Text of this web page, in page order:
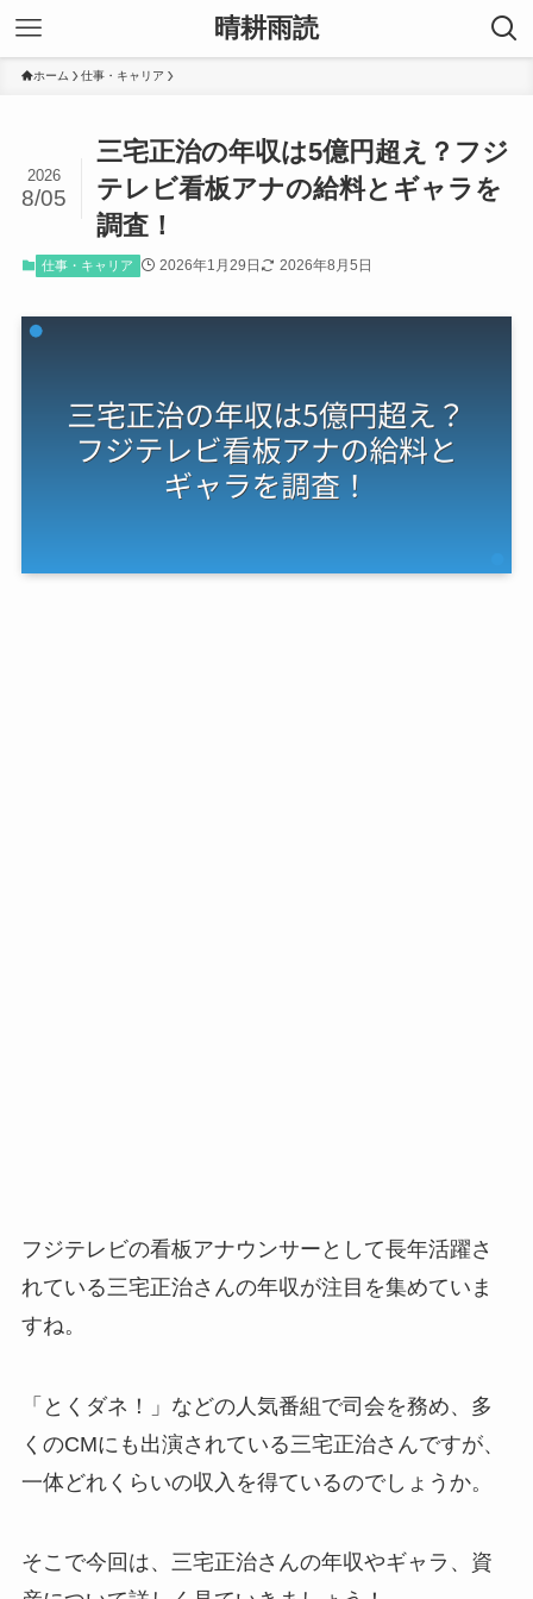
晴耕雨読
ホーム 仕事・キャリア
三宅正治の年収は5億円超え？フジ
テレビ看板アナの給料とギャラを
調査！
2026
8/05
仕事・キャリア 2026年1月29日 2026年8月5日
フジテレビの看板アナウンサーとして長年活躍さ
れている三宅正治さんの年収が注目を集めていま
すね。
「とくダネ！」などの人気番組で司会を務め、多
くのCMにも出演されている三宅正治さんですが、
一体どれくらいの収入を得ているのでしょうか。
そこで今回は、三宅正治さんの年収やギャラ、資